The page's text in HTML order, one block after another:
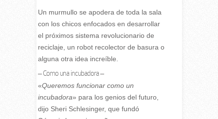
Un murmullo se apodera de toda la sala
con los chicos enfocados en desarrollar
el próximos sistema revolucionario de
reciclaje, un robot recolector de basura o
alguna otra idea increíble.
– Como una incubadora –
«Queremos funcionar como un
incubadora» para los genios del futuro,
dijo Sheri Schlesinger, que fundó